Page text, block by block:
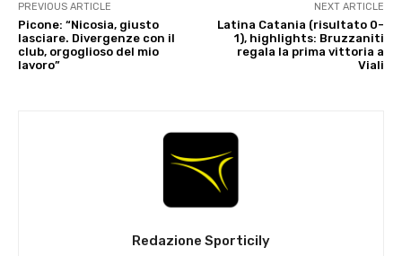
PREVIOUS ARTICLE
Picone: “Nicosia, giusto
lasciare. Divergenze con il
club, orgoglioso del mio
lavoro”
NEXT ARTICLE
Latina Catania (risultato 0-
1), highlights: Bruzzaniti
regala la prima vittoria a
Viali
Redazione Sporticily